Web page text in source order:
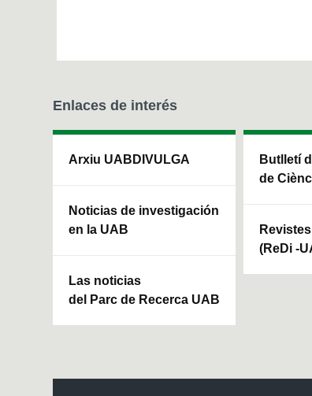
Enlaces de interés
Arxiu UABDIVULGA
Noticias de investigación
en la UAB
Las noticias
del Parc de Recerca UAB
Butlletí
de
(ReDi -